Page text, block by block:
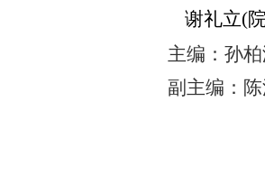
谢礼立(
主编：孙
副主编：